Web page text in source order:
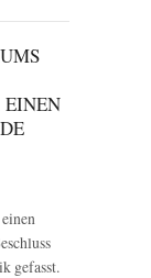
EINEN
gefasst.